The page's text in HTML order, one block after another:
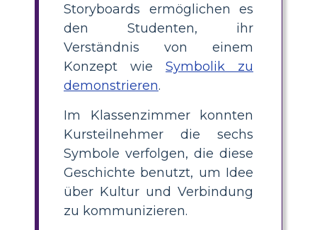
Storyboards ermöglichen es
den Studenten, ihr
Verständnis von einem
Konzept wie Symbolik zu
demonstrieren.
Im Klassenzimmer konnten
Kursteilnehmer die sechs
Symbole verfolgen, die diese
Geschichte benutzt, um Idee
über Kultur und Verbindung
zu kommunizieren.